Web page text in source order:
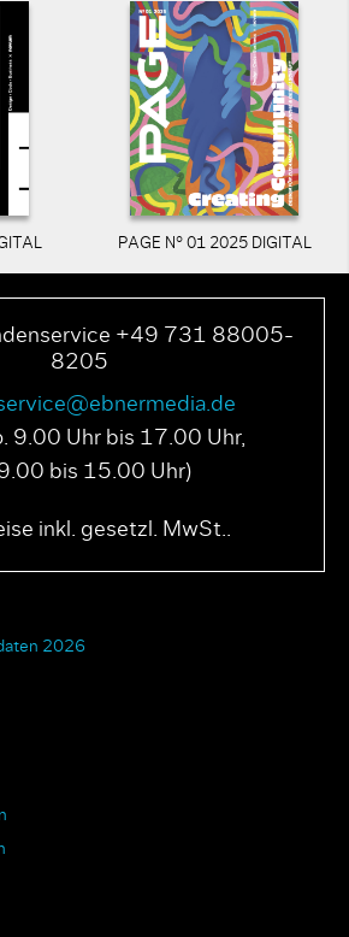
PAGE N° 01 2025 DIGITAL
+49 731 88005-
8205
9.00 Uhr bis 17.00 Uhr,
9.00 bis 15.00 Uhr)
inkl. gesetzl. MwSt..
2026